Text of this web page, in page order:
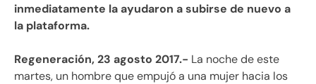
inmediatamente la ayudaron a subirse de nuevo a
la plataforma.
Regeneración, 23 agosto 2017.- La noche de este
martes, un hombre que empujó a una mujer hacia los